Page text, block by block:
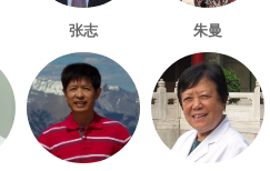
张志 朱曼